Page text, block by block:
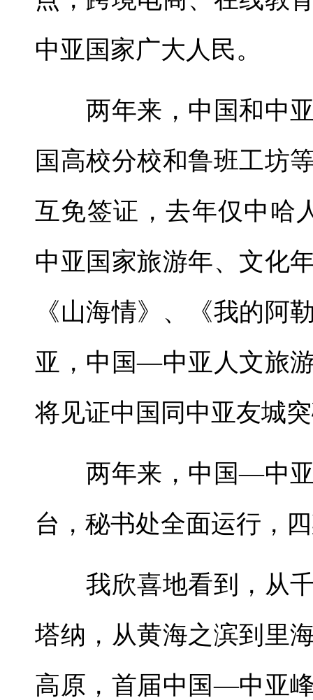
中亚国家广大人民。
两年来，中国和中亚
国高校分校和鲁班工坊
互免签证，去年仅中哈
中亚国家旅游年、文化
《山海情》、《我的阿
亚，中国—中亚人文旅
将见证中国同中亚友城
两年来，中国—中亚
台，秘书处全面运行，
我欣喜地看到，从千
塔纳，从黄海之滨到里
高原，首届中国—中亚